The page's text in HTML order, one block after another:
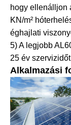
hogy ellenálljon
KN/m²
éghajlati
5) A legjobb
25 év
Alkalmazási